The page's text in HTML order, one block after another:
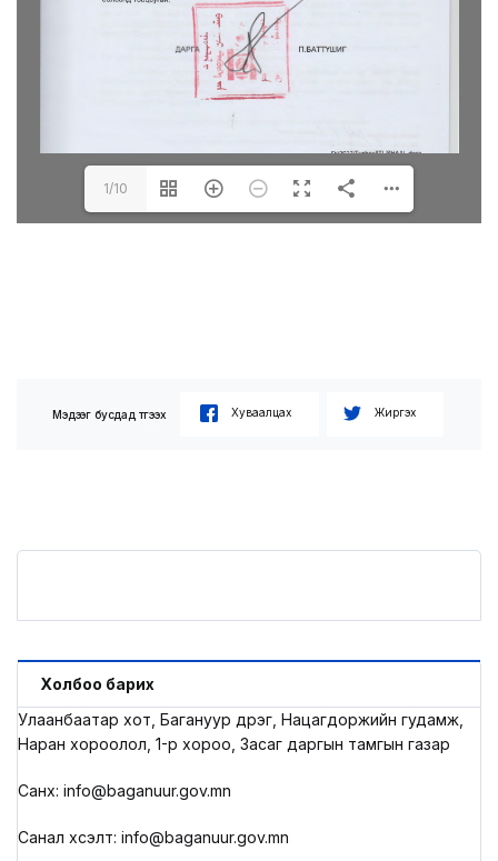
1/10
Мэдээг бусдад түгээх Хуваалцах Жиргэх
Холбоо барих
Улаанбаатар хот, Багануур дүүрэг, Нацагдоржийн гудамж,
Наран хороолол, 1-р хороо, Засаг даргын тамгын газар
Санхүү: info@baganuur.gov.mn
Санал хүсэлт: info@baganuur.gov.mn